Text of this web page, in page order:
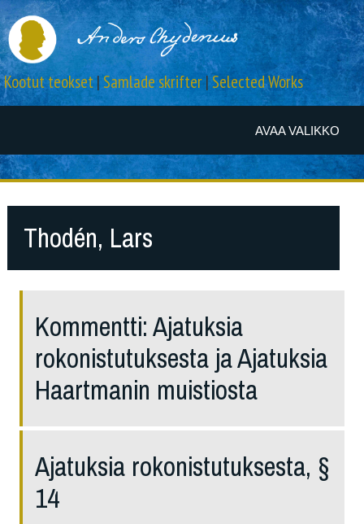
AVAA VALIKKO
Kootut teokset|Samlade skrifter|Selected Works
Thodén, Lars
Kommentti: Ajatuksia
rokonistutuksesta ja Ajatuksia
Haartmanin muistiosta
Ajatuksia rokonistutuksesta, §
14